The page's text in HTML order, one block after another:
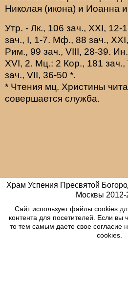
Николая (икона) и Иоанна
Утр. - Лк., 106 зач., XXI, 12-
зач., I, 1-7. Мф., 88 зач.,
Рим., 99 зач., VIII, 28-39.
XVI, 2. Мц.: 2 Кор., 181 зач.,
зач., VII, 36-50 *.
* Чтения мц. Христины
совершается служба.
Храм Успения Пресвятой
Москвы 2012-
Сайт использует файлы cookies
контента для посетителей. Если вы
то тем самым даете свое согласие
cookies.